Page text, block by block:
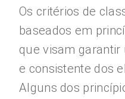
Os critérios de
baseados em
que visam garantir
e consistente dos
Alguns dos